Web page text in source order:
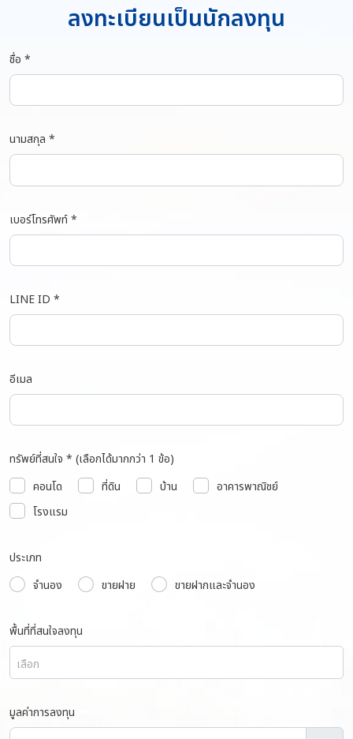
ลงทะเบียนเป็นนักลงทุน
ชื่อ *
นามสกุล *
เบอร์โทรศัพท์ *
LINE ID *
อีเมล
ทรัพย์ที่สนใจ * (เลือกได้มากกว่า 1 ข้อ)
คอนโด
ที่ดิน บ้าน
อาคารพาณิชย์
โรงแรม
ประเภท
จำนอง
ขายฝาย ขายฝากและจำนอง
พื้นที่ที่สนใจลงทุน
เลือก
มูลค่าการลงทุน